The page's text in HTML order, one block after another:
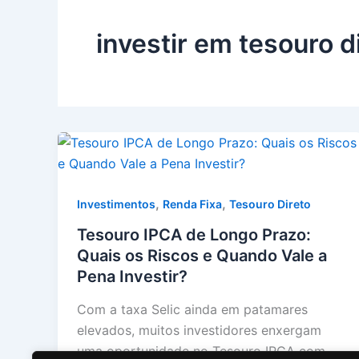
investir em tesouro
Investimentos, Renda Fixa, Tesouro Direto
Tesouro IPCA de Longo Prazo:
Quais os Riscos e Quando Vale a
Pena Investir?
Com a taxa Selic ainda em patamares
elevados, muitos investidores enxergam
uma oportunidade no Tesouro IPCA com